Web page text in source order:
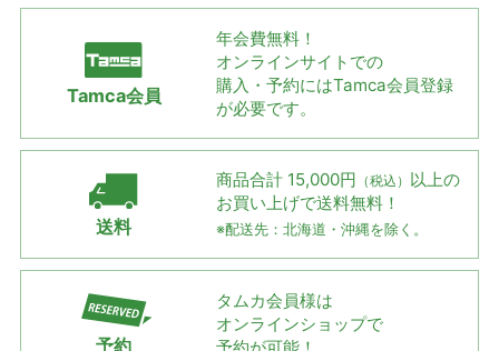
Tamca会員
年会費無料！
オンラインサイトでの
購入・予約にはTamca会員登録
が必要です。
送料
商品合計 15,000円 （税込） 以上の
お買い上げで送料無料！
※配送先：北海道・沖縄を除く。
予約
タムカ会員様は
オンラインショップで
予約が可能！